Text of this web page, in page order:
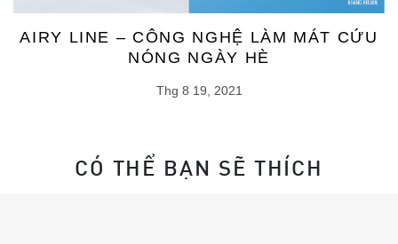
AIRY LINE – CÔNG NGHỆ LÀM MÁT CỨU
NÓNG NGÀY HÈ
Thg 8 19, 2021
CÓ THỂ BẠN SẼ THÍCH